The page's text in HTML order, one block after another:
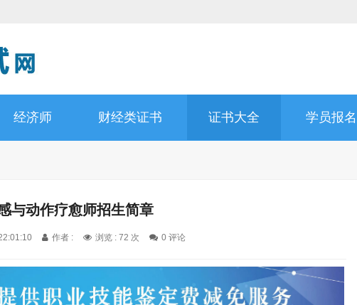
经济师 财经类证书 证书大全 学员报名
与动作疗愈师招生简章
作者 : 浏览 : 72 次 0 评论